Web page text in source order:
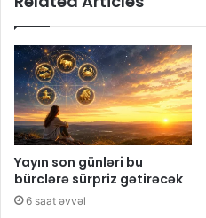
Yayın son günləri bu
bürclərə sürpriz gətirəcək
6 saat əvvəl